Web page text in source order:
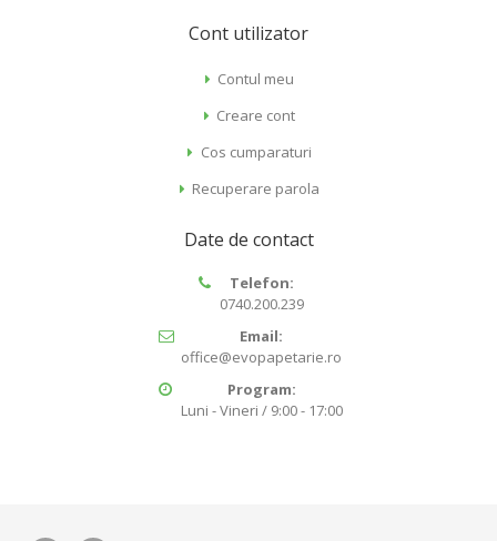
Cont utilizator
Contul meu
Creare cont
Cos cumparaturi
Recuperare parola
Date de contact
Telefon:
0740.200.239
Email:
office@evopapetarie.ro
Program:
Luni - Vineri / 9:00 - 17:00